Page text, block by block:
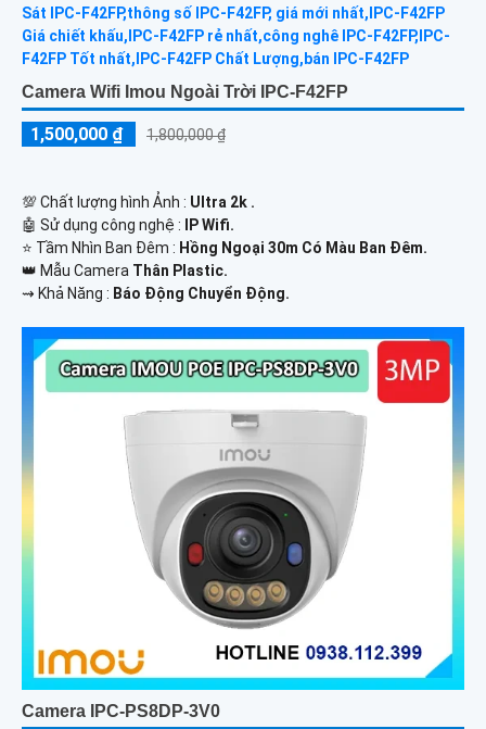
Camera Wifi Imou Ngoài Trời IPC-F42FP
1,500,000 ₫ 1,800,000 ₫
💯 Chất lượng hình Ảnh : Ultra 2k .
🤖️ Sử dụng công nghệ :
IP Wifi.
⭐ Tầm Nhìn Ban Đêm : Hồng Ngoại 30m Có Màu Ban Đêm.
👑 Mẫu Camera Thân Plastic.
️⇝ Khả Năng : Báo Động Chuyển Động.
Camera IPC-PS8DP-3V0